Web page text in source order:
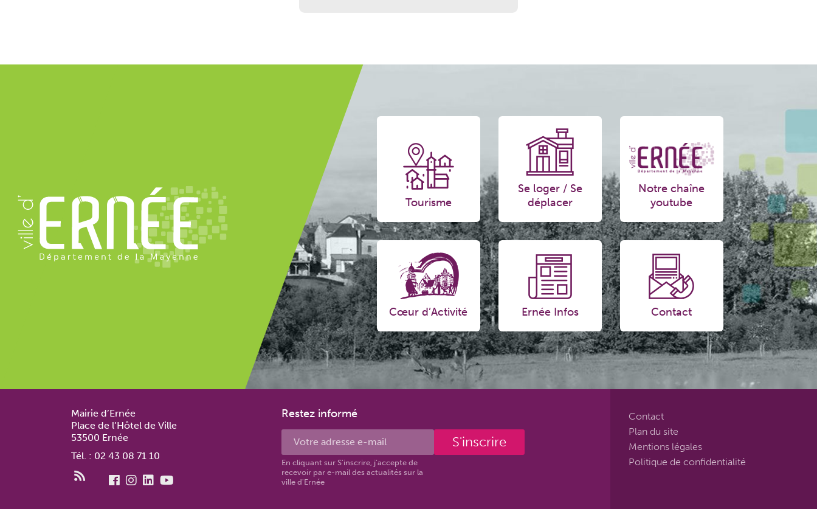
Tourisme
Se loger / Se
déplacer
Notre chaîne
youtube
Cœur d’Activité Ernée Infos Contact
Mairie d’Ernée
Place de l’Hôtel de Ville
53500 Ernée
Tél. : 02 43 08 71 10
Restez informé
En cliquant sur S'inscrire, j’accepte de
recevoir par e-mail des actualités sur la
ville d'Ernée
S'inscrire
Contact
Plan du site
Mentions légales
Politique de confidentialité